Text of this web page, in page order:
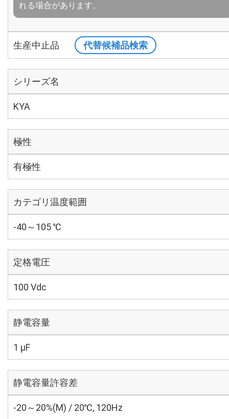
れる場合があります。
生産中止品 代替候補品検索
シリーズ名
KYA
極性
有極性
カテゴリ温度範囲
-40～105 ℃
定格電圧
100 Vdc
静電容量
1 µF
静電容量許容差
-20～20%(M) / 20℃, 120Hz